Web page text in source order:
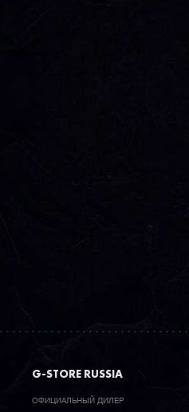
G-STORE RUSSIA
ОФИЦИАЛЬНЫЙ ДИЛЕР